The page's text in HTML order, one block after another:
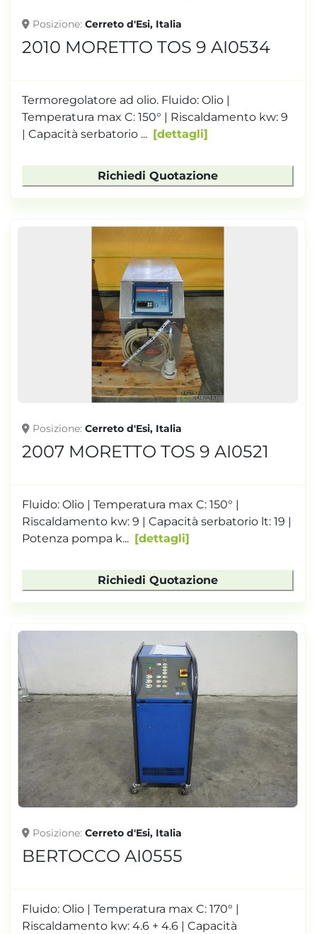
Posizione Cerreto d'Esi, Italia
2010 MORETTO TOS 9 AI0534
Termoregolatore ad olio. Fluido: Olio |
Temperatura max C: 150° | Riscaldamento kw: 9
| Capacità serbatorio ...
dettagli
Richiedi Quotazione
Posizione Cerreto d'Esi, Italia
2007 MORETTO TOS 9 AI0521
Fluido: Olio | Temperatura max C: 150° |
Riscaldamento kw: 9 | Capacità serbatorio lt: 19 |
Potenza pompa k...
dettagli
Richiedi Quotazione
Posizione Cerreto d'Esi, Italia
BERTOCCO AI0555
Fluido: Olio | Temperatura max C: 170° |
Riscaldamento kw: 4.6 + 4.6 | Capacità